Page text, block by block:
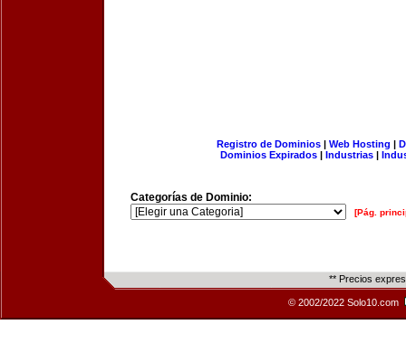
Registro de Dominios| Web Hosting |
Dominios Expirados | Industrias |
Categorías de Dominio:
[Pág.
** Precios
© 2002/2022 Solo10.com